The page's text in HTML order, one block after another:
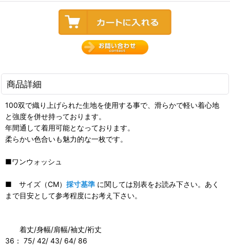
商品詳細
100双で織り上げられた生地を使用する事で、滑らかで軽い着心地
と強度を併せ持っております。
年間通して着用可能となっております。
柔らかい色合いも魅力的な一枚です。
■ワンウォッシュ
■ サイズ（CM） 採寸基準 に関しては別表をお読み下さい。あく
まで目安として参考程度にお考え下さい。
着丈/身幅/肩幅/袖丈/裄丈
36： 75/ 42/ 43/ 64/ 86